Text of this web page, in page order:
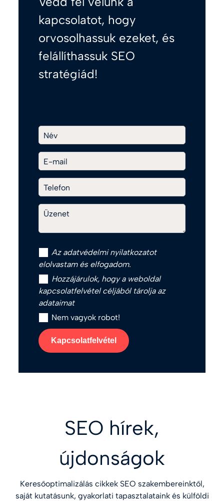
kapcsolatot, hogy
orvosolhassuk ezeket, és
felállíthassuk SEO
stratégiád!
Név
E-mail
Telefon
Üzenet
Az adatvédelmi nyilatkozatot
elolvastam és elfogadom.
Hozzájárulok, hogy a weboldal
kapcsolatfelvétel céljából tárolja az
adataimat
Nem vagyok robot!
Kapcsolatfelvétel
SEO hírek,
újdonságok
Keresőoptimalizálás cikkek SEO szakembereinktől,
saját kutatásunk, gyakorlati tapasztalataink és külföldi